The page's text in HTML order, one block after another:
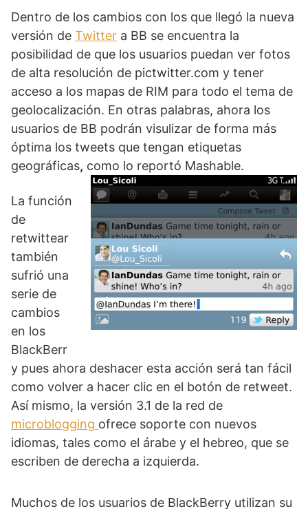
Dentro de los cambios con los que llegó la nueva
versión de Twitter a BB se encuentra la
posibilidad de que los usuarios puedan ver fotos
de alta resolución de pictwitter.com y tener
acceso a los mapas de RIM para todo el tema de
geolocalización. En otras palabras, ahora los
usuarios de BB podrán visulizar de forma más
óptima los tweets que tengan etiquetas
geográficas, como lo reportó Mashable.
La función
de
retwittear
también
sufrió una
serie de
cambios
en los
BlackBerr
y pues ahora deshacer esta acción será tan fácil
como volver a hacer clic en el botón de retweet.
Así mismo, la versión 3.1 de la red de
microblogging ofrece soporte con nuevos
idiomas, tales como el árabe y el hebreo, que se
escriben de derecha a izquierda.
Muchos de los usuarios de BlackBerry utilizan su